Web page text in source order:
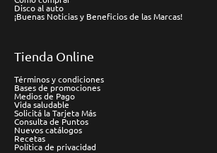
Disco al auto
¡Buenas Noticias y Beneficios de las Marcas!
Tienda Online
Términos y condiciones
Bases de promociones
Medios de Pago
Vida saludable
Solicitá la Tarjeta Más
Consulta de Puntos
Nuevos catálogos
Recetas
Política de privacidad